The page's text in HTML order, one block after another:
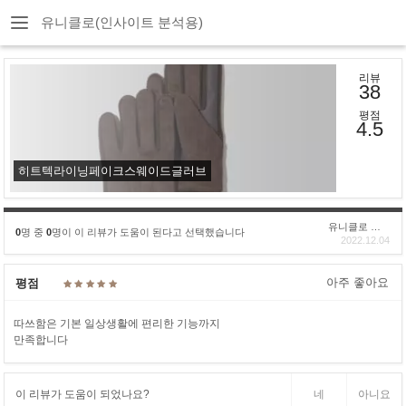
유니클로(인사이트 분석용)
히트텍라이닝페이크스웨이드글러브
리뷰
38
평점
4.5
0명 중 0명이 이 리뷰가 도움이 된다고 선택했습니다
2022.12.04
평점 아주 좋아요
따쓰함은 기본 일상생활에 편리한 기능까지
만족합니다
이 리뷰가 도움이 되었나요? 네 아니요